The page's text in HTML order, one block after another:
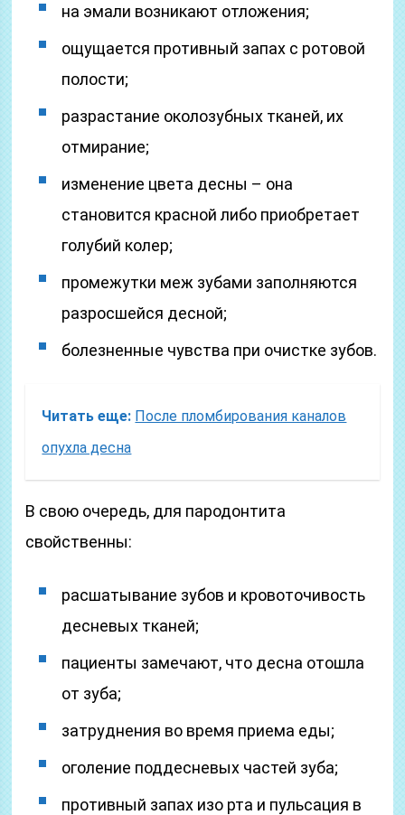
на эмали возникают отложения;
ощущается противный запах с ротовой
полости;
разрастание околозубных тканей, их
отмирание;
изменение цвета десны – она
становится красной либо приобретает
голубий колер;
промежутки меж зубами заполняются
разросшейся десной;
болезненные чувства при очистке зубов.
Читать еще: После пломбирования каналов
опухла десна
В свою очередь, для пародонтита
свойственны:
расшатывание зубов и кровоточивость
десневых тканей;
пациенты замечают, что десна отошла
от зуба;
затруднения во время приема еды;
оголение поддесневых частей зуба;
противный запах изо рта и пульсация в